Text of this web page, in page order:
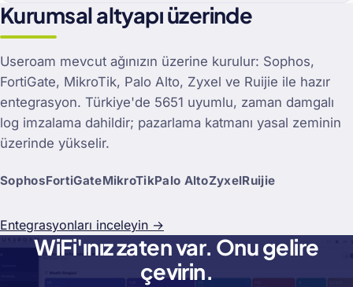
Kurumsal altyapı üzerinde
Useroam mevcut ağınızın üzerine kurulur: Sophos,
FortiGate, MikroTik, Palo Alto, Zyxel ve Ruijie ile hazır
entegrasyon. Türkiye'de 5651 uyumlu, zaman damgalı
log imzalama dahildir; pazarlama katmanı yasal zeminin
üzerinde yükselir.
SophosFortiGateMikroTikPalo AltoZyxelRuijie
Entegrasyonları inceleyin →
WiFi'ınız zaten var. Onu gelire
çevirin.